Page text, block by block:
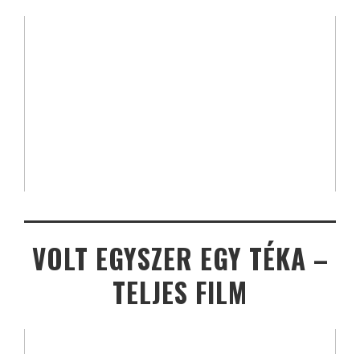
VOLT EGYSZER EGY TÉKA –
TELJES FILM